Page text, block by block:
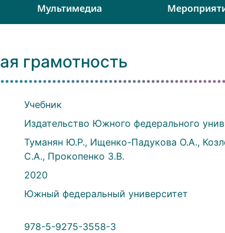
Мультимедиа
грамотность
Учебник
Издательство Южного федерального
Туманян Ю.Р., Ищенко-Падукова О.А.,
С.А., Прокопенко З.В.
2020
Южный федеральный университет
978-5-9275-3558-3